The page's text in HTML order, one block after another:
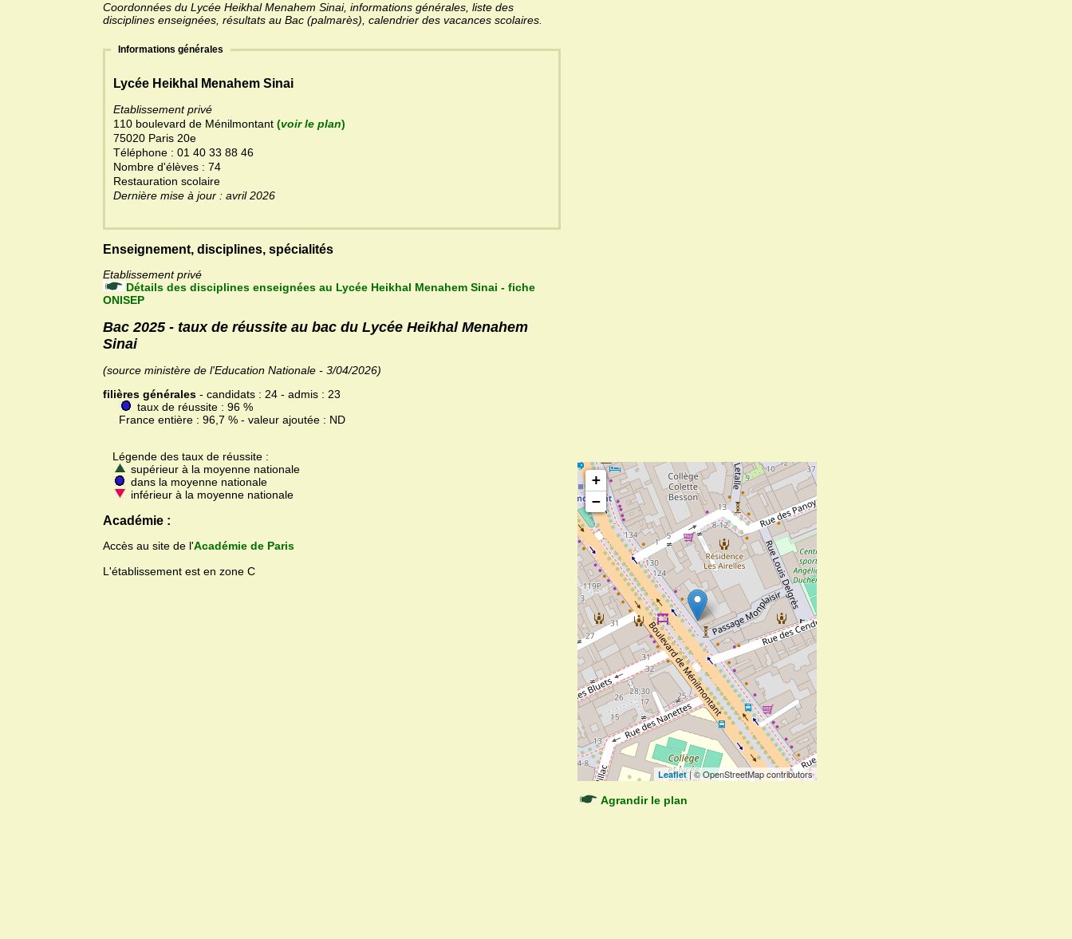
Coordonnées du Lycée Heikhal Menahem Sinai, informations générales, liste des
disciplines enseignées, résultats au Bac (palmarès), calendrier des vacances scolaires.
Informations générales
Lycée Heikhal Menahem Sinai
Etablissement privé
110 boulevard de Ménilmontant (voir le plan)
75020 Paris 20e
Téléphone : 01 40 33 88 46
Nombre d'élèves : 74
Restauration scolaire
Dernière mise à jour : avril 2026
Enseignement, disciplines, spécialités
Etablissement privé
Détails des disciplines enseignées au Lycée Heikhal Menahem Sinai - fiche
ONISEP
Bac 2025 - taux de réussite au bac du Lycée Heikhal Menahem
Sinai
(source ministère de l'Education Nationale - 3/04/2026)
filières générales - candidats : 24 - admis : 23
taux de réussite : 96 %
France entière : 96,7 % - valeur ajoutée : ND
Légende des taux de réussite :
supérieur à la moyenne nationale
dans la moyenne nationale
inférieur à la moyenne nationale
Académie :
Accès au site de l'Académie de Paris
L'établissement est en zone C
+
−
Leaflet| © OpenStreetMap contributors
Agrandir le plan